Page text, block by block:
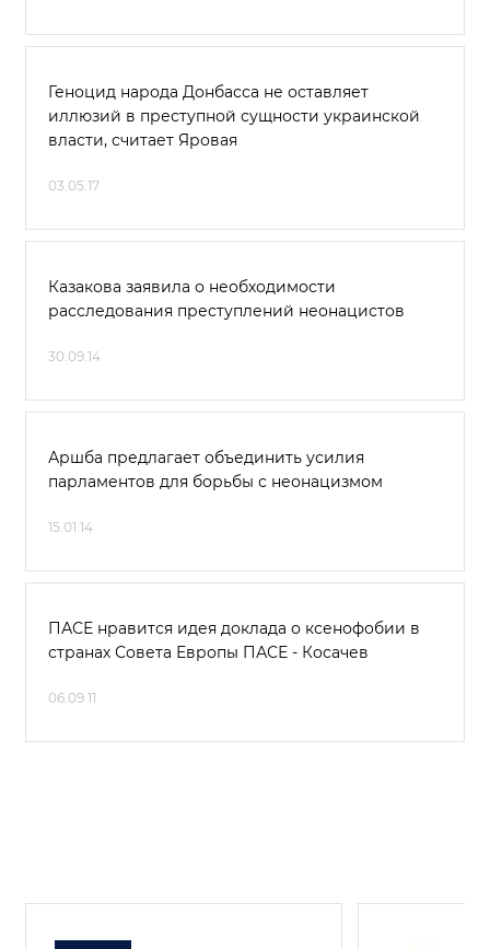
Геноцид народа Донбасса не оставляет
иллюзий в преступной сущности украинской
власти, считает Яровая
03.05.17
Казакова заявила о необходимости
расследования преступлений неонацистов
30.09.14
Аршба предлагает объединить усилия
парламентов для борьбы с неонацизмом
15.01.14
ПАСЕ нравится идея доклада о ксенофобии в
странах Совета Европы ПАСЕ - Косачев
06.09.11